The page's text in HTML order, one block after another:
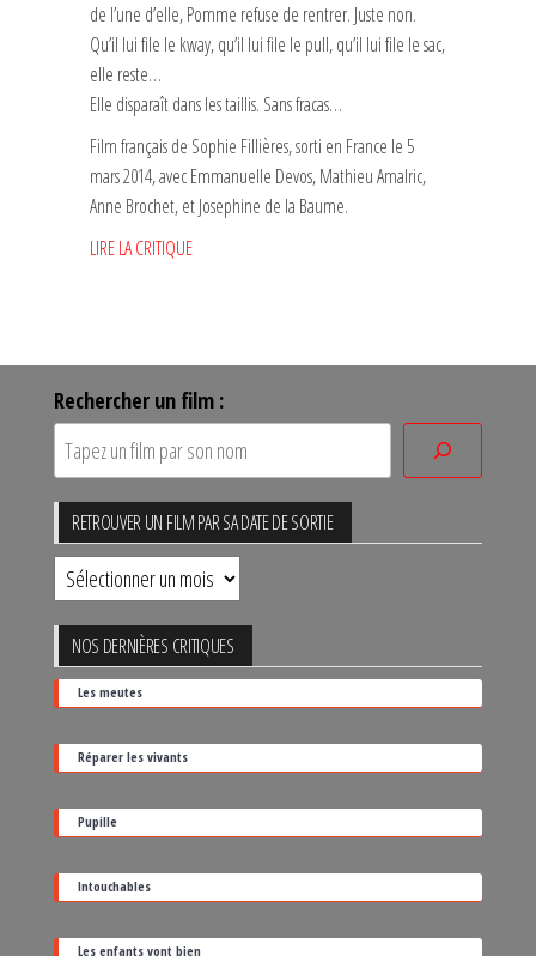
de l’une d’elle, Pomme refuse de rentrer. Juste non.
Qu’il lui file le kway, qu’il lui file le pull, qu’il lui file le sac,
elle reste…
Elle disparaît dans les taillis. Sans fracas…
Film français de Sophie Fillières, sorti en France le 5
mars 2014, avec Emmanuelle Devos, Mathieu Amalric,
Anne Brochet, et Josephine de la Baume.
LIRE LA CRITIQUE
Rechercher un film :
RETROUVER UN FILM PAR SA DATE DE SORTIE
Retrouver
un
film
par
sa
date
de
sortie
NOS DERNIÈRES CRITIQUES
Les meutes
Réparer les vivants
Pupille
Intouchables
Les enfants vont bien